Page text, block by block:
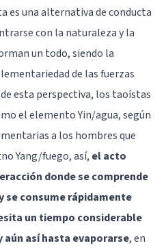
es una alternativa de conducta
con la naturaleza y la
un todo, siendo la
de las fuerzas
esta perspectiva, los taoístas
el elemento Yin/agua, según
a los hombres que
Yang/fuego, así, el acto
donde se comprende
se consume rápidamente
un tiempo considerable
así hasta evaporarse, en